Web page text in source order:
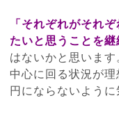
「それぞれがそれ
たいと思うことを継
はないかと思いま
中心に回る状況が
円にならないように